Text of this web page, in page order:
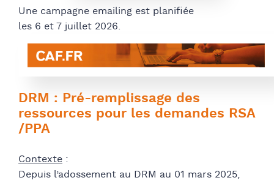
Une campagne emailing est planifiée
les 6 et 7 juillet 2026.
DRM : Pré-remplissage des
ressources pour les demandes RSA
/PPA
Contexte :
Depuis l’adossement au DRM au 01 mars 2025,